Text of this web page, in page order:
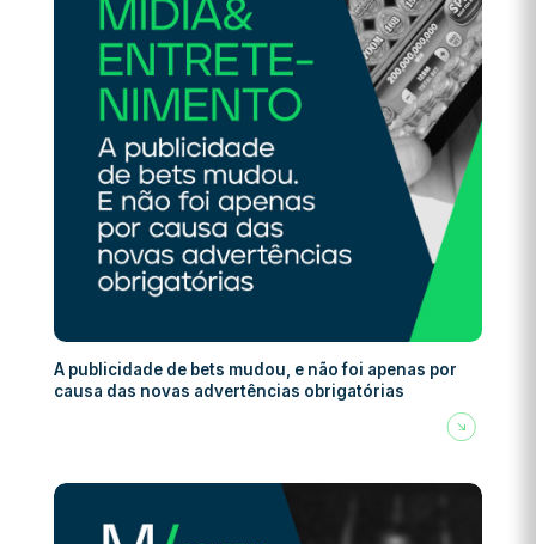
A publicidade de bets mudou, e não foi apenas por
causa das novas advertências obrigatórias